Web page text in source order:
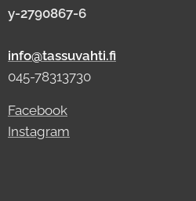
y-2790867-6
info@tassuvahti.fi
045-78313730
Facebook
Instagram